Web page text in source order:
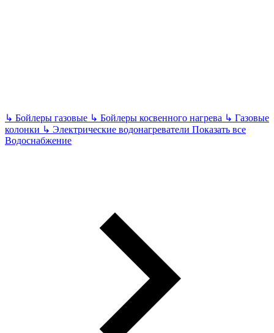
↳ Бойлеры газовые ↳ Бойлеры косвенного нагрева ↳ Газовые
колонки ↳ Электрические водонагреватели Показать все
Водоснабжение